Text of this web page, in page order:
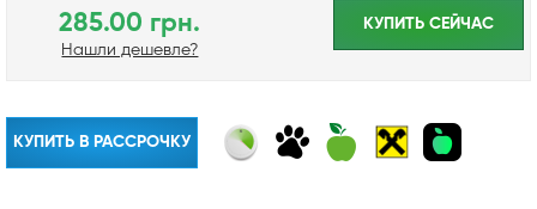
285.00 грн.
Нашли дешевле?
КУПИТЬ CЕЙЧАС
КУПИТЬ В РАССРОЧКУ